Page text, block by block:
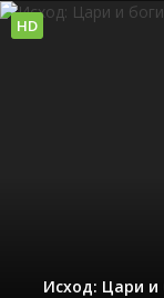
Исход: Цари и
HD